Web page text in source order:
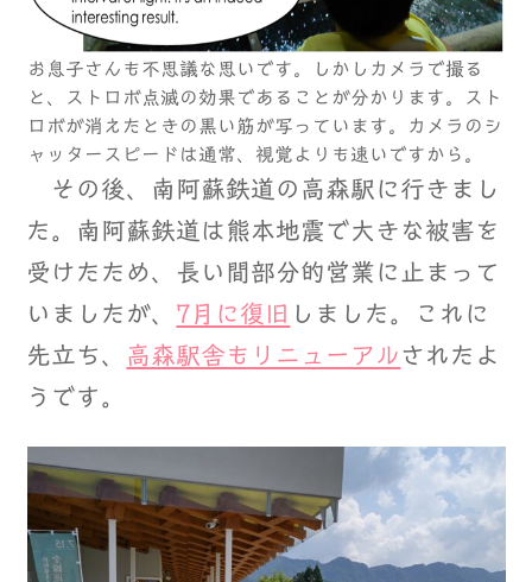
お息子さんも不思議な思いです。しかしカメラで撮る
と、ストロボ点滅の効果であることが分かります。スト
ロボが消えたときの黒い筋が写っています。カメラのシ
ャッタースピードは通常、視覚よりも速いですから。
その後、南阿蘇鉄道の高森駅に行きまし
た。南阿蘇鉄道は熊本地震で大きな被害を
受けたため、長い間部分的営業に止まって
いましたが、 7月に復旧 しました。これに
先立ち、 高森駅舎もリニューアル されたよ
うです。